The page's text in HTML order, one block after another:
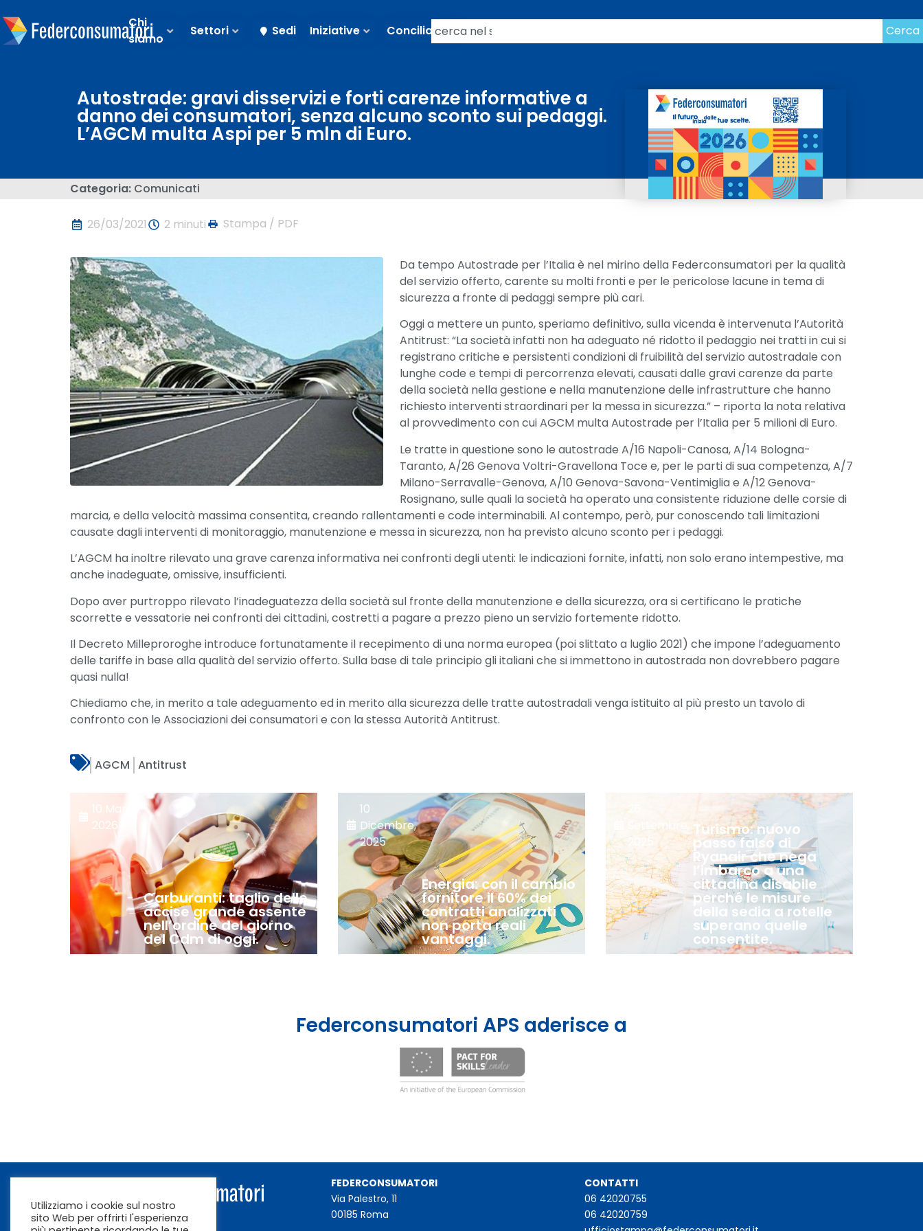
Chi
siamo
Settori Sedi Iniziative Conciliazioni Cerca
Autostrade: gravi disservizi e forti carenze informative a
danno dei consumatori, senza alcuno sconto sui pedaggi.
L’AGCM multa Aspi per 5 mln di Euro.
Categoria: Comunicati
26/03/2021 2 minuti Stampa / PDF
Da tempo Autostrade per l’Italia è nel mirino della Federconsumatori per la qualità
del servizio offerto, carente su molti fronti e per le pericolose lacune in tema di
sicurezza a fronte di pedaggi sempre più cari.
Oggi a mettere un punto, speriamo definitivo, sulla vicenda è intervenuta l’Autorità
Antitrust: “La società infatti non ha adeguato né ridotto il pedaggio nei tratti in cui si
registrano critiche e persistenti condizioni di fruibilità del servizio autostradale con
lunghe code e tempi di percorrenza elevati, causati dalle gravi carenze da parte
della società nella gestione e nella manutenzione delle infrastrutture che hanno
richiesto interventi straordinari per la messa in sicurezza.” – riporta la nota relativa
al provvedimento con cui AGCM multa Autostrade per l’Italia per 5 milioni di Euro.
Le tratte in questione sono le autostrade A/16 Napoli-Canosa, A/14 Bologna-
Taranto, A/26 Genova Voltri-Gravellona Toce e, per le parti di sua competenza, A/7
Milano-Serravalle-Genova, A/10 Genova-Savona-Ventimiglia e A/12 Genova-
Rosignano, sulle quali la società ha operato una consistente riduzione delle corsie di
marcia, e della velocità massima consentita, creando rallentamenti e code interminabili. Al contempo, però, pur conoscendo tali limitazioni
causate dagli interventi di monitoraggio, manutenzione e messa in sicurezza, non ha previsto alcuno sconto per i pedaggi.
L’AGCM ha inoltre rilevato una grave carenza informativa nei confronti degli utenti: le indicazioni fornite, infatti, non solo erano intempestive, ma
anche inadeguate, omissive, insufficienti.
Dopo aver purtroppo rilevato l’inadeguatezza della società sul fronte della manutenzione e della sicurezza, ora si certificano le pratiche
scorrette e vessatorie nei confronti dei cittadini, costretti a pagare a prezzo pieno un servizio fortemente ridotto.
Il Decreto Milleproroghe introduce fortunatamente il recepimento di una norma europea (poi slittato a luglio 2021) che impone l’adeguamento
delle tariffe in base alla qualità del servizio offerto. Sulla base di tale principio gli italiani che si immettono in autostrada non dovrebbero pagare
quasi nulla!
Chiediamo che, in merito a tale adeguamento ed in merito alla sicurezza delle tratte autostradali venga istituito al più presto un tavolo di
confronto con le Associazioni dei consumatori e con la stessa Autorità Antitrust.
AGCM Antitrust
10 Marzo,
2026
Carburanti: taglio delle
accise grande assente
nell’ordine del giorno
del Cdm di oggi.
10
Dicembre,
2025
Energia: con il cambio
fornitore il 60% dei
contratti analizzati
non porta reali
vantaggi.
26
Settembre,
2025
Turismo: nuovo
passo falso di
Ryanair che nega
l’imbarco a una
cittadina disabile
perché le misure
della sedia a rotelle
superano quelle
consentite.
Federconsumatori APS aderisce a
FEDERCONSUMATORI
Via Palestro, 11
00185 Roma
CONTATTI
06 42020755
06 42020759
Utilizziamo i cookie sul nostro
sito Web per offrirti l'esperienza